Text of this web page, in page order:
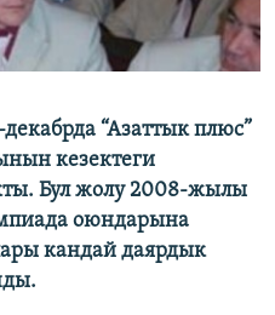
“Азаттык плюс”
кезектеги
Бул жолу 2008-жылы
оюндарына
кандай даярдык